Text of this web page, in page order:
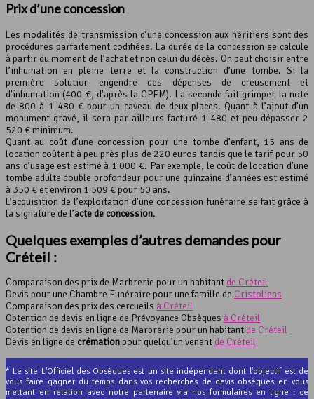
Prix d’une concession
Les modalités de transmission d’une concession aux héritiers sont des
procédures parfaitement codifiées. La durée de la concession se calcule
à partir du moment de l’achat et non celui du décès. On peut choisir entre
l’inhumation en pleine terre et la construction d’une tombe. Si la
première solution engendre des dépenses de creusement et
d’inhumation (400 €, d’après la CPFM). La seconde fait grimper la note
de 800 à 1 480 € pour un caveau de deux places. Quant à l’ajout d’un
monument gravé, il sera par ailleurs facturé 1 480 et peu dépasser 2
520 € minimum.
Quant au coût d’une concession pour une tombe d’enfant, 15 ans de
location coûtent à peu près plus de 220 euros tandis que le tarif pour 50
ans d’usage est estimé à 1 000 €. Par exemple, le coût de location d’une
tombe adulte double profondeur pour une quinzaine d’années est estimé
à 350 € et environ 1 509 € pour 50 ans.
L’acquisition de l’exploitation d’une concession funéraire se fait grâce à
la signature de l’acte de concession.
Quelques exemples d’autres demandes pour
Créteil :
Comparaison des prix de Marbrerie pour un habitant de Créteil
Devis pour une Chambre Funéraire pour une famille de Cristoliens
Comparaison des prix des cercueils à Créteil
Obtention de devis en ligne de Prévoyance Obsèques à Créteil
Obtention de devis en ligne de Marbrerie pour un habitant de Créteil
Devis en ligne de crémation pour quelqu’un venant de Créteil
* Le site L'Officiel des Obsèques est un site indépendant dont l'objectif est de
vous faire gagner du temps dans vos recherches de devis obsèques en vous
mettant en relation avec notre partenaire via nos formulaires en ligne : ce